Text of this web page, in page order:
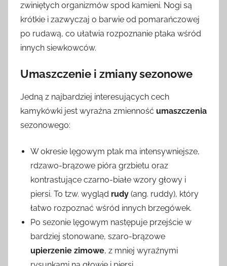
zwiniętych organizmów spod kamieni. Nogi są
krótkie i zazwyczaj o barwie od pomarańczowej
po rudawą, co ułatwia rozpoznanie ptaka wśród
innych siewkowców.
Umaszczenie i zmiany sezonowe
Jedną z najbardziej interesujących cech
kamykówki jest wyraźna zmienność umaszczenia
sezonowego:
W okresie lęgowym ptak ma intensywniejsze,
rdzawo-brązowe pióra grzbietu oraz
kontrastujące czarno-białe wzory głowy i
piersi. To tzw. wygląd rudy (ang. ruddy), który
łatwo rozpoznać wśród innych brzegówek.
Po sezonie lęgowym następuje przejście w
bardziej stonowane, szaro-brązowe
upierzenie zimowe, z mniej wyraźnymi